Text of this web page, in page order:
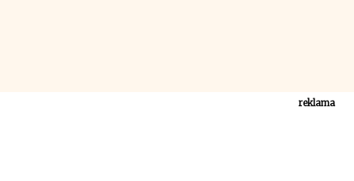
reklama